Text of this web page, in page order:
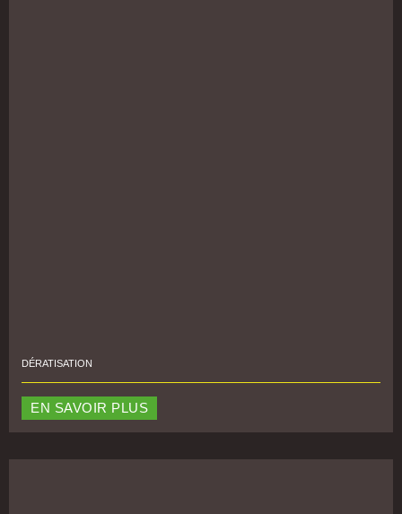
DÉRATISATION
EN SAVOIR PLUS